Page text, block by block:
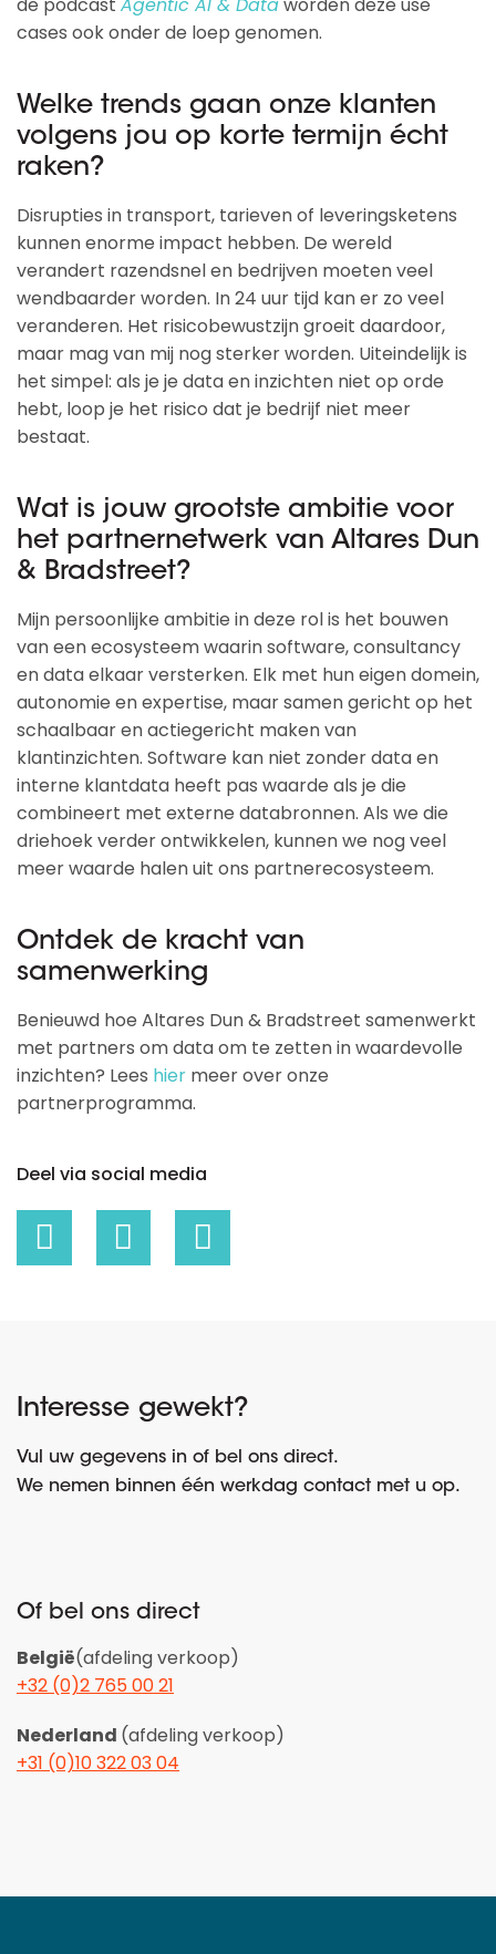
de podcast Agentic AI & Dataworden deze use
cases ook onder de loep genomen.
Welke trends gaan onze klanten
volgens jou op korte termijn écht
raken?
Disrupties in transport, tarieven of leveringsketens
kunnen enorme impact hebben. De wereld
verandert razendsnel en bedrijven moeten veel
wendbaarder worden. In 24 uur tijd kan er zo veel
veranderen. Het risicobewustzijn groeit daardoor,
maar mag van mij nog sterker worden. Uiteindelijk is
het simpel: als je je data en inzichten niet op orde
hebt, loop je het risico dat je bedrijf niet meer
bestaat.
Wat is jouw grootste ambitie voor
het partnernetwerk van Altares Dun
& Bradstreet?
Mijn persoonlijke ambitie in deze rol is het bouwen
van een ecosysteem waarin software, consultancy
en data elkaar versterken. Elk met hun eigen domein,
autonomie en expertise, maar samen gericht op het
schaalbaar en actiegericht maken van
klantinzichten. Software kan niet zonder data en
interne klantdata heeft pas waarde als je die
combineert met externe databronnen. Als we die
driehoek verder ontwikkelen, kunnen we nog veel
meer waarde halen uit ons partnerecosysteem.
Ontdek de kracht van
samenwerking
Benieuwd hoe Altares Dun & Bradstreet samenwerkt
met partners om data om te zetten in waardevolle
inzichten? Lees hier meer over onze
partnerprogramma.
Deel via social media
Interesse gewekt?
Vul uw gegevens in of bel ons direct.
We nemen binnen één werkdag contact met u op.
Of bel ons direct
België(afdeling verkoop)
+32 (0)2 765 00 21
Nederland (afdeling verkoop)
+31 (0)10 322 03 04